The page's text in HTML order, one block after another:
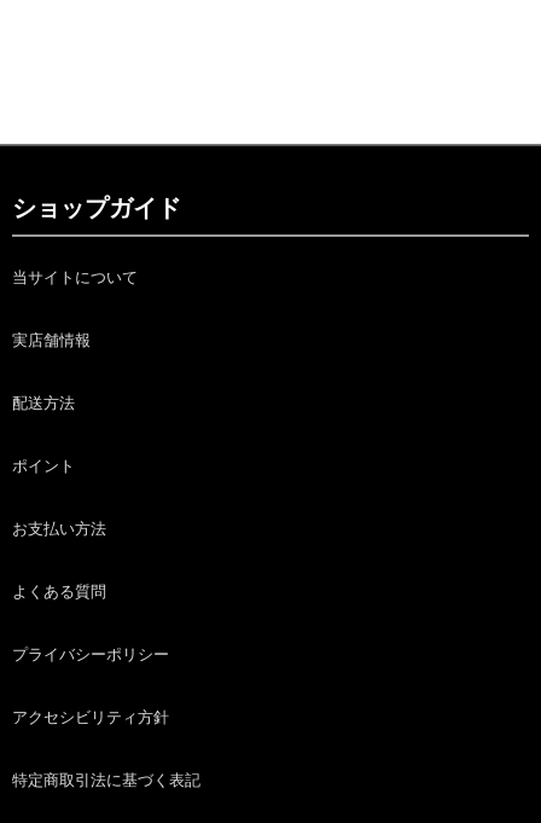
ショップガイド
当サイトについて
実店舗情報
配送方法
ポイント
お支払い方法
よくある質問
プライバシーポリシー
アクセシビリティ方針
特定商取引法に基づく表記